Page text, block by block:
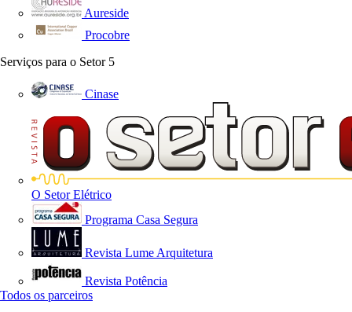
Aureside
Procobre
Serviços para o Setor 5
Cinase
O Setor Elétrico
Programa Casa Segura
Revista Lume Arquitetura
Revista Potência
Todos os parceiros